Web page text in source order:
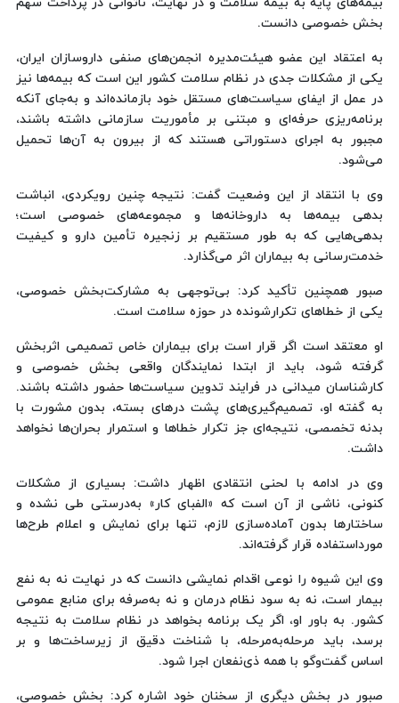
بخش خصوصی دانست.
به اعتقاد این عضو هیئت‌مدیره انجمن‌های صنفی داروسازان ایران،
یکی از مشکلات جدی در نظام سلامت کشور این است که بیمه‌ها نیز
در عمل از ایفای سیاست‌های مستقل خود بازمانده‌اند و به‌جای آنکه
برنامه‌ریزی حرفه‌ای و مبتنی بر مأموریت سازمانی داشته باشند،
مجبور به اجرای دستوراتی هستند که از بیرون به آن‌ها تحمیل
می‌شود.
وی با انتقاد از این وضعیت گفت: نتیجه چنین رویکردی، انباشت
بدهی بیمه‌ها به داروخانه‌ها و مجموعه‌های خصوصی است؛
بدهی‌هایی که به طور مستقیم بر زنجیره تأمین دارو و کیفیت
خدمت‌رسانی به بیماران اثر می‌گذارد.
صبور همچنین تأکید کرد: بی‌توجهی به مشارکت‌بخش خصوصی،
یکی از خطاهای تکرارشونده در حوزه سلامت است.
او معتقد است اگر قرار است برای بیماران خاص تصمیمی اثربخش
گرفته شود، باید از ابتدا نمایندگان واقعی بخش خصوصی و
کارشناسان میدانی در فرایند تدوین سیاست‌ها حضور داشته باشند.
به گفته او، تصمیم‌گیری‌های پشت درهای بسته، بدون مشورت با
بدنه تخصصی، نتیجه‌ای جز تکرار خطاها و استمرار بحران‌ها نخواهد
داشت.
وی در ادامه با لحنی انتقادی اظهار داشت: بسیاری از مشکلات
کنونی، ناشی از آن است که «الفبای کار» به‌درستی طی نشده و
ساختارها بدون آماده‌سازی لازم، تنها برای نمایش و اعلام طرح‌ها
مورداستفاده قرار گرفته‌اند.
وی این شیوه را نوعی اقدام نمایشی دانست که در نهایت نه به نفع
بیمار است، نه به سود نظام درمان و نه به‌صرفه برای منابع عمومی
کشور. به باور او، اگر یک برنامه بخواهد در نظام سلامت به نتیجه
برسد، باید مرحله‌به‌مرحله، با شناخت دقیق از زیرساخت‌ها و بر
اساس گفت‌وگو با همه ذی‌نفعان اجرا شود.
صبور در بخش دیگری از سخنان خود اشاره کرد: بخش خصوصی،